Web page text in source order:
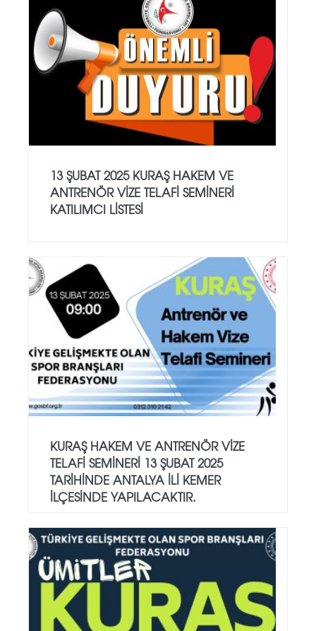
13 ŞUBAT 2025 KURAŞ HAKEM VE
ANTRENÖR VİZE TELAFİ SEMİNERİ
KATILIMCI LİSTESİ
KURAŞ HAKEM VE ANTRENÖR VİZE
TELAFİ SEMİNERİ 13 ŞUBAT 2025
TARİHİNDE ANTALYA İLİ KEMER
İLÇESİNDE YAPILACAKTIR.